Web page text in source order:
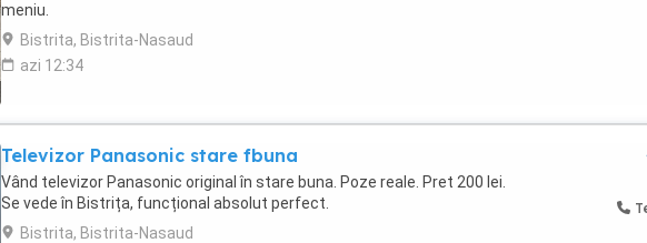
meniu.
Bistrita, Bistrita-Nasaud
azi 12:34
Televizor Panasonic stare fbuna
Vând televizor Panasonic original în stare buna. Poze reale. Pret 200 lei.
Se vede în Bistrița, funcțional absolut perfect.
Bistrita, Bistrita-Nasaud